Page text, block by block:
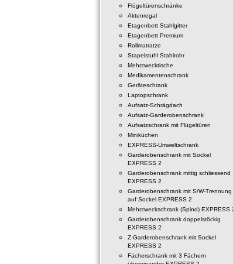
Flügeltürenschränke
Aktenregal
Etagenbett Stahlgitter
Etagenbett Premium
Rollmatratze
Stapelstuhl Stahlrohr
Mehrzwecktische
Medikamentenschrank
Geräteschrank
Laptopschrank
Aufsatz-Schrägdach
Aufsatz-Garderobenschrank
Aufsatzschrank mit Flügeltüren
Miniküchen
EXPRESS-Umweltschrank
Garderobenschrank mit Sockel
EXPRESS 2
Garderobenschrank mittig schliessend
EXPRESS 2
Garderobenschrank mit S/W-Trennung
auf Sockel EXPRESS 2
Mehrzweckschrank (Spind) EXPRESS
Garderobenschrank doppelstöckig
EXPRESS 2
Z-Garderobenschrank mit Sockel
EXPRESS 2
Fächerschrank mit 3 Fächern